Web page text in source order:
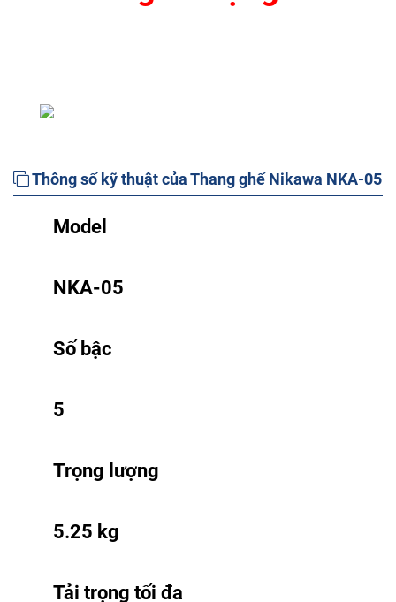
Thông số kỹ thuật của Thang ghế Nikawa NKA-05
Model
NKA-05
Số bậc
5
Trọng lượng
5.25 kg
Tải trọng tối đa